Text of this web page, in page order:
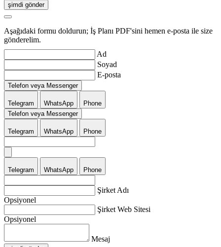
şimdi gönder
Aşağıdaki formu doldurun; İş Planı PDF'sini hemen e-posta ile size
gönderelim.
Ad
Soyad
E-posta
Telefon veya Messenger
Telegram WhatsApp
Phone
Telefon veya Messenger
Telegram WhatsApp Phone
Telegram WhatsApp Phone
Şirket Adı
Opsiyonel
Şirket Web Sitesi
Opsiyonel
Mesaj